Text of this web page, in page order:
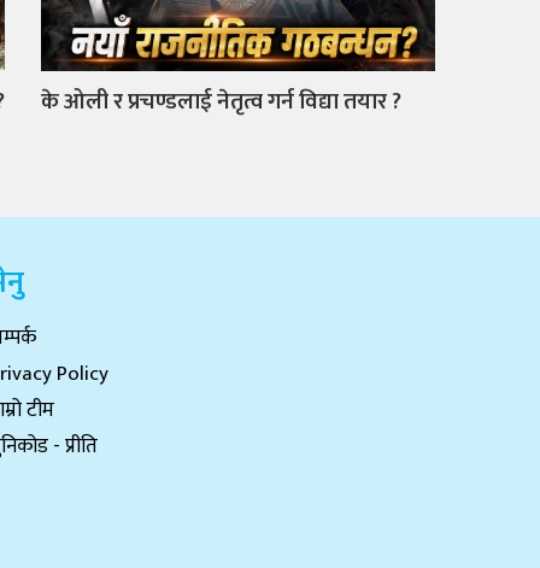
के ओली र प्रचण्डलाई नेतृत्व गर्न विद्या तयार ?
Policy
टीम
- प्रीति